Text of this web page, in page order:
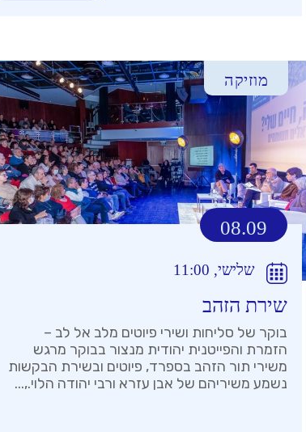
מוזיקה
08.09
שלישי, 11:00
שירת הזהב
בוקר של סליחות ושירי פיוטים מלב אל לב –
הזמרת והפייטנית יהודית מנצור בבוקר מרגש
משירי תור הזהב בספרד, פיוטים ובשירת הבקשות
נשמע משיריהם של אבן עזרא ורבי יהודה הלוי.,...